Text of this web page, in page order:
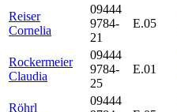
Reiser
Cornelia
09444
9784-
21
E.05
Rockermeier
Claudia
09444
9784-
25
E.01
Röhrl
09444